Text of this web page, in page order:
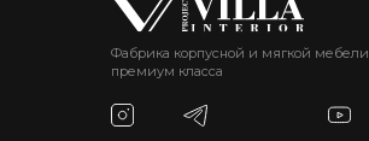
Фабрика корпусной и мягкой мебели
премиум класса